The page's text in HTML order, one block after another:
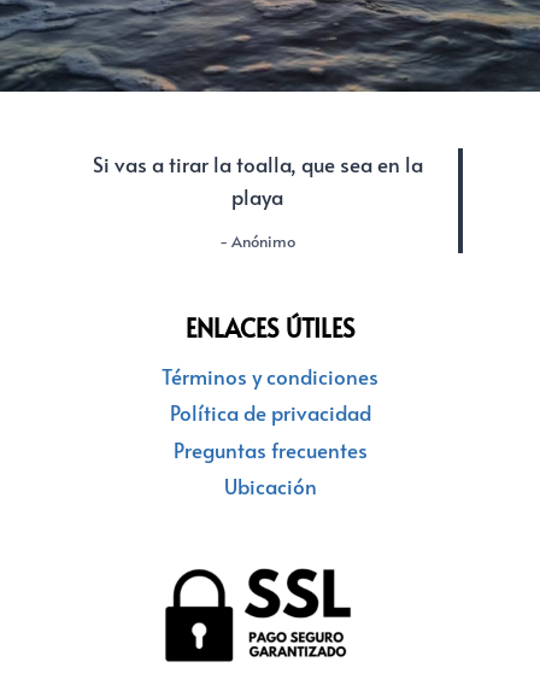
Si vas a tirar la toalla, que sea en la
playa
- Anónimo
ENLACES ÚTILES
Términos y condiciones
Política de privacidad
Preguntas frecuentes
Ubicación